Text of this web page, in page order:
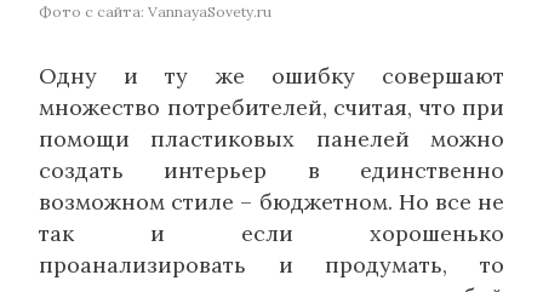
Фото с сайта: VannayaSovety.ru
Одну и ту же ошибку совершают
множество потребителей, считая, что при
помощи пластиковых панелей можно
создать интерьер в единственно
возможном стиле – бюджетном. Но все не
так и если хорошенько
проанализировать и продумать, то